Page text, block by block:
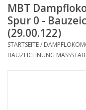
Holzbau
Landschaft
MBT
Spur 0 -
(29.00.122)
STARTSEITE/
BAUZEICHNUNG